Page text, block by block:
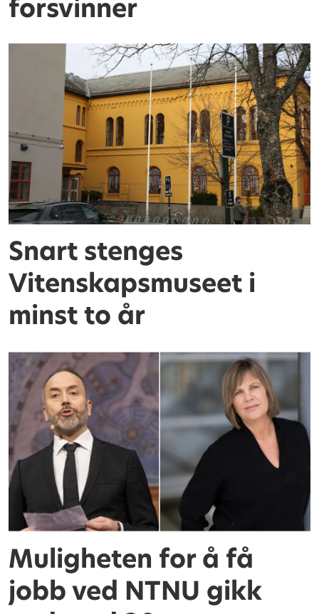
forsvinner
Snart stenges
Vitenskapsmuseet i
minst to år
Muligheten for å få
jobb ved NTNU gikk